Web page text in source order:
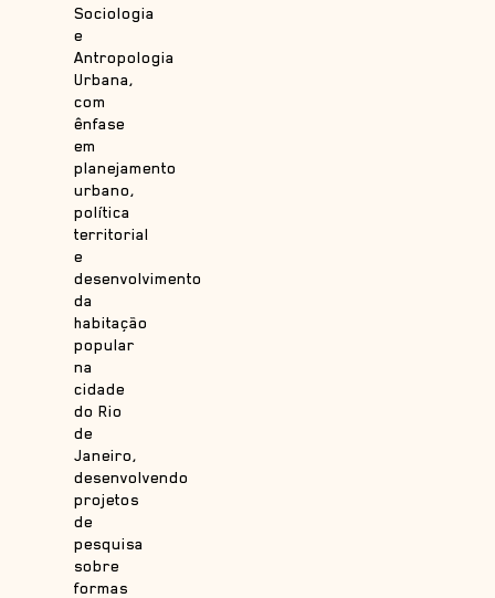
Sociologia
e
Antropologia
Urbana,
com
ênfase
em
planejamento
urbano,
política
territorial
e
desenvolvimento
da
habitação
popular
na
cidade
do Rio
de
Janeiro,
desenvolvendo
projetos
de
pesquisa
sobre
formas